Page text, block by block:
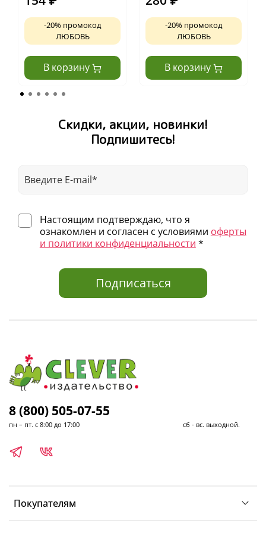
-20% промокод
ЛЮБОВЬ
В корзину
-20% промокод
ЛЮБОВЬ
В корзину
Скидки, акции, новинки!
Подпишитесь!
Настоящим подтверждаю, что я
ознакомлен и согласен с условиями оферты
и политики конфиденциальности *
Подписаться
Покупателям
8 (800) 505-07-55
пн – пт. с 8:00 до 17:00 сб - вс. выходной.